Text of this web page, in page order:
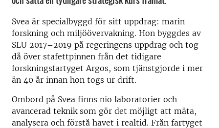
Svea är specialbyggd för sitt uppdrag: marin
forskning och miljöövervakning. Hon byggdes av
SLU 2017–2019 på regeringens uppdrag och tog
då över stafettpinnen från det tidigare
forskningsfartyget Argos, som tjänstgjorde i mer
än 40 år innan hon togs ur drift.
Ombord på Svea finns nio laboratorier och
avancerad teknik som gör det möjligt att mäta,
analysera och förstå havet i realtid. Från fartyget